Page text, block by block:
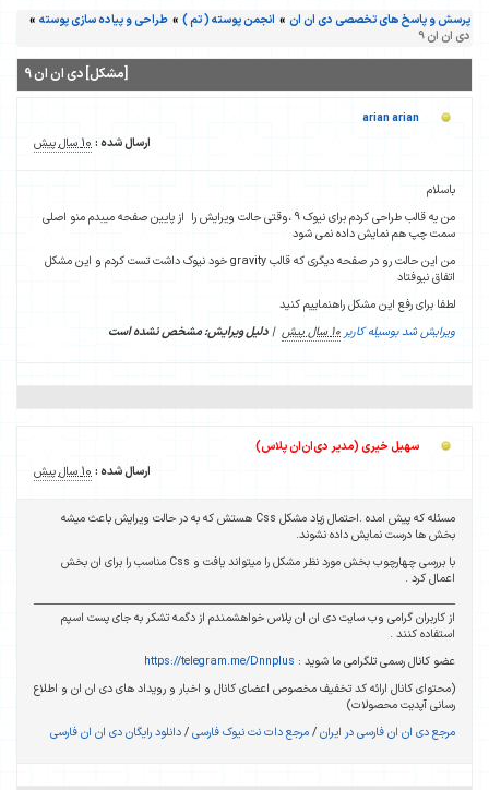
پرسش و پاسخ های تخصصی دی ان ان » انجمن پوسته ( تم ) » طراحی و پیاده سازی پوسته »
دی ان ان 9
[مشکل] دی ان ان 9
arian arian
ارسال شده : 10 سال پیش
باسلام
من یه قالب طراحی کردم برای نیوک 9 ،وقتی حالت ویرایش را از پایین صفحه میبدم منو اصلی
سمت چپ هم نمایش داده نمی شود
من این حالت رو در صفحه دیگری که قالب gravity خود نیوک داشت تست کردم و این مشکل
اتفاق نیوفتاد
لطفا برای رفع این مشکل راهنماییم کنید
ویرایش شد بوسیله کاربر 10 سال پیش |دلیل ویرایش: مشخص نشده است
سهیل خیری (مدیر دی‌ان‌ان پلاس)
ارسال شده : 10 سال پیش
مسئله که پیش امده .احتمال زیاد مشکل Css هستش که به در حالت ویرایش باعث میشه
بخش ها درست نمایش داده نشوند.
با بررسی چهارچوب بخش مورد نظر مشکل را میتواند یافت و Css مناسب را برای ان بخش
اعمال کرد .
از کاربران گرامی وب سایت دی ان ان پلاس خواهشمندم از دگمه تشکر به جای پست اسپم
استفاده کنند .
عضو کانال رسمی تلگرامی ما شوید : https://telegram.me/Dnnplus
(محتوای کانال ارائه کد تخفیف مخصوص اعضای کانال و اخبار و رویداد های دی ان ان و اطلاع
رسانی آپدیت محصولات)
مرجع دی ان ان فارسی در ایران/مرجع دات نت نیوک فارسی/دانلود رایگان دی ان ان فارسی